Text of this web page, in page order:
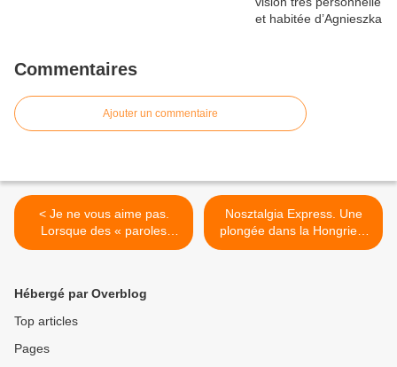
Commentaires
Ajouter un commentaire
< Je ne vous aime pas.
Lorsque des « paroles
données » se nichent au
Nosztalgia Express. Une
plongée dans la Hongrie «
soviétisée » en forme de
Hébergé par Overblog
Top articles
Pages